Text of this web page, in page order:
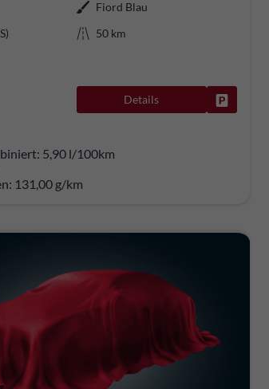
Fiord Blau
50 km
Details
5,90 l/100km
131,00 g/km